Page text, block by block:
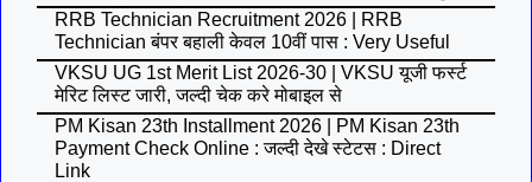
RRB Technician Recruitment 2026 | RRB
Technician बंपर बहाली केवल 10वीं पास : Very Useful
VKSU UG 1st Merit List 2026-30 | VKSU यूजी फर्स्ट
मेरिट लिस्ट जारी, जल्दी चेक करे मोबाइल से
PM Kisan 23th Installment 2026 | PM Kisan 23th
Payment Check Online : जल्दी देखे स्टेटस : Direct
Link